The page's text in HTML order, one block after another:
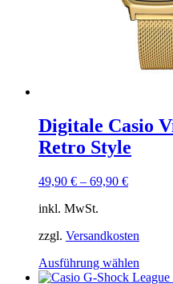
Digitale Casio
Retro Style
49,90 € – 69,90 €
inkl. MwSt.
zzgl. Versandkosten
Ausführung wählen